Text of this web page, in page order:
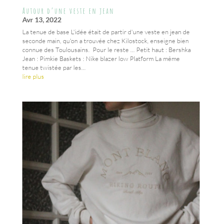
Autour d’une veste en jean
Avr 13, 2022
La tenue de base L'idée était de partir d'une veste en jean de
seconde main, qu'on a trouvée chez Kilostock, enseigne bien
connue des Toulousains. Pour le reste ... Petit haut : Bershka
Jean : Pimkie Baskets : Nike blazer low Platform La même
tenue twistée par les...
lire plus